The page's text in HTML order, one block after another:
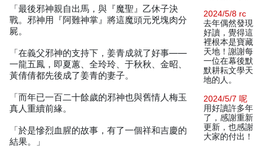
「最後邪神親自出馬，與『魔聖』乙休子決
戰。邪神用『阿難神掌』將這魔頭元兇塊肉分
屍。
「在義父邪神的支持下，姜青成就了好事——
一龍五鳳，即夏蕙、全玲玲、于秋秋、金昭、
黃倩倩都先後成了姜青的妻子。
「而年已一百二十餘歲的邪神也與舊情人梅玉
真人重續前緣。
「於是慘烈血腥的故事，有了一個祥和吉慶的
結果。」
2024/5/8 rc
去年偶然發現
好讀，覺得這
裡根本是寶藏
天地！謝謝每
一位在幕後默
默耕耘文學天
地的人。
2024/5/7 呢
用好讀許多年
了，感謝重新
更新，也感謝
大家的付出！